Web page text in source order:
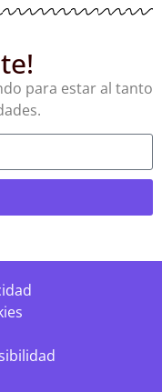
para estar al tanto